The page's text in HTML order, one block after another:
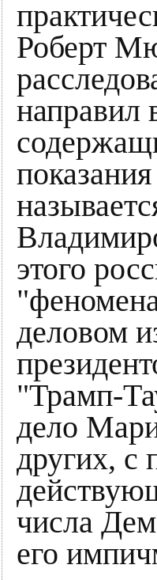
Роберт
направил
этого
деловом
"Трамп-
дело
других, с
числа
его